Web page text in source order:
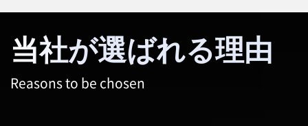
当社が選ばれる理由
Reasons to be chosen